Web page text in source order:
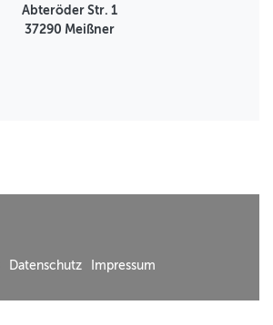
Abteröder Str. 1
37290 Meißner
Datenschutz Impressum